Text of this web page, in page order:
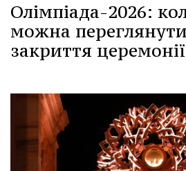
Олімпіада-2026:
можна
закриття церемонії